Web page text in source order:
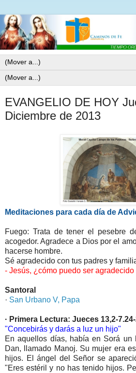
EVANGELIO DE HOY
Diciembre de 2013
Meditaciones para cada día de
Fuego: Trata de tener el pesebre
acogedor. Agradece a Dios por el
hacerse hombre.
Sé agradecido con tus padres y
- Jesús, ¿cómo puedo ser
Santoral
· San Urbano V, Papa
· Primera Lectura: Jueces 13,2-
"Concebirás y darás a luz un hijo"
En aquellos días, había en Sorá un
Dan, llamado Manoj. Su mujer era
hijos. El ángel del Señor se
"Eres estéril y no has tenido hijos.